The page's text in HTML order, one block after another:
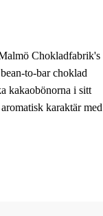
Chokladfabrik's
to-bar choklad
kakaobönorna i sitt
karaktär med